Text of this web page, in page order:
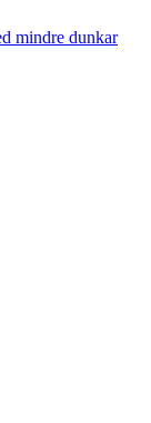
mindre dunkar